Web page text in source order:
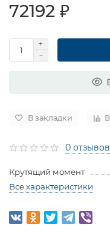
72192 ₽
В закладки
0 отзывов
Крутящий момент
Все характеристики